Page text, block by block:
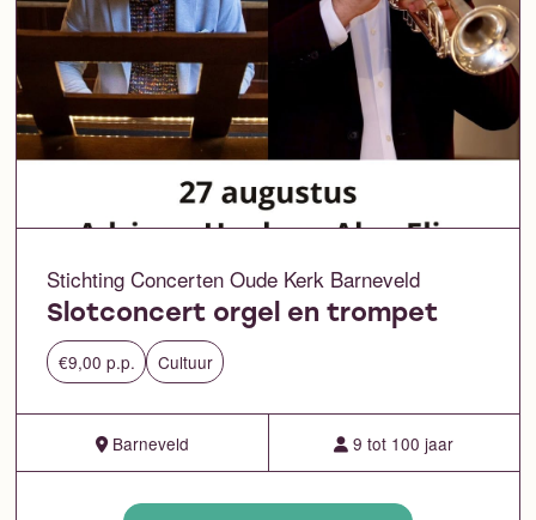
Stichting Concerten Oude Kerk Barneveld
Slotconcert orgel en trompet
€9,00 p.p. Cultuur
Barneveld 9 tot 100 jaar